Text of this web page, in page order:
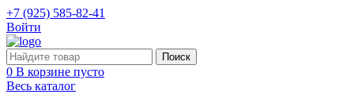
+7 (925) 585-82-41
Войти
0 В корзине пусто
Весь каталог